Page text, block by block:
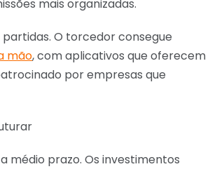
mais organizadas.
O torcedor consegue
mão, com aplicativos que oferecem
por empresas que
médio prazo. Os investimentos